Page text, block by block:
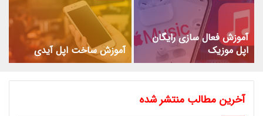
آموزش فعال سازی رایگان
اپل موزیک
آموزش ساخت اپل آیدی
آخرین مطالب منتشر شده